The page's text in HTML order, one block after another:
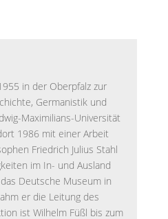
in der Oberpfalz zur
Germanistik und
Maximilians-Universität
1986 mit einer Arbeit
Friedrich Julius Stahl
im In- und Ausland
Deutsche Museum in
er die Leitung des
ist Wilhelm Füßl bis zum